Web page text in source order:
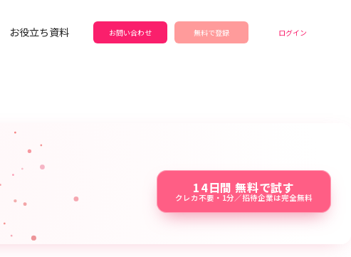
お役立ち資料 お問い合わせ 無料で登録 ログイン
14日間 無料で試す
クレカ不要・1分／招待企業は完全無料